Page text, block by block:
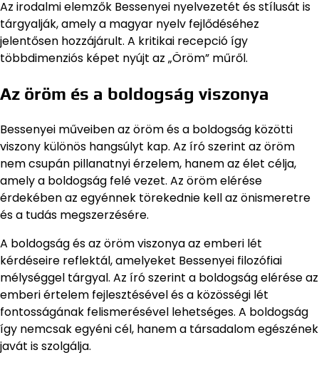
Az irodalmi elemzők Bessenyei nyelvezetét és stílusát is
tárgyalják, amely a magyar nyelv fejlődéséhez
jelentősen hozzájárult. A kritikai recepció így
többdimenziós képet nyújt az „Öröm” műről.
Az öröm és a boldogság viszonya
Bessenyei műveiben az öröm és a boldogság közötti
viszony különös hangsúlyt kap. Az író szerint az öröm
nem csupán pillanatnyi érzelem, hanem az élet célja,
amely a boldogság felé vezet. Az öröm elérése
érdekében az egyénnek törekednie kell az önismeretre
és a tudás megszerzésére.
A boldogság és az öröm viszonya az emberi lét
kérdéseire reflektál, amelyeket Bessenyei filozófiai
mélységgel tárgyal. Az író szerint a boldogság elérése az
emberi értelem fejlesztésével és a közösségi lét
fontosságának felismerésével lehetséges. A boldogság
így nemcsak egyéni cél, hanem a társadalom egészének
javát is szolgálja.